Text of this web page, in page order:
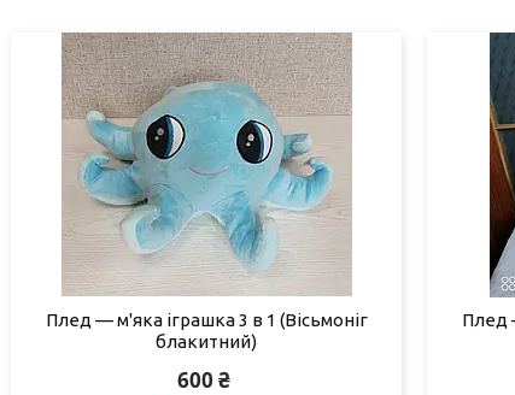
Плед — м'яка іграшка 3 в 1 (Вісьмоніг
блакитний)
600 ₴
Плед